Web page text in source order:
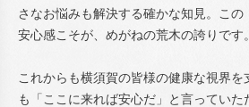
さなお悩みも解決する確かな知見。こ
安心感こそが、めがねの荒木の誇りです。
これからも横須賀の皆様の健康な視界
も「ここに来れば安心だ」と言っていた